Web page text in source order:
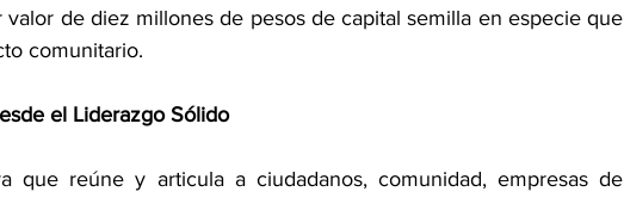
de diez millones de pesos de capital semilla en especie que
comunitario.
el Liderazgo Sólido
que reúne y articula a ciudadanos, comunidad, empresas de